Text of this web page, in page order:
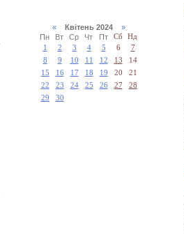
«Квітень 2024 »
Пн
Вт Ср Чт Пт Сб
Нд
1
2 3 4 5 6
7
8
9 10 11 12 13
14
15
16 17 18 19 20
21
22
23 24 25 26 27
28
29
30